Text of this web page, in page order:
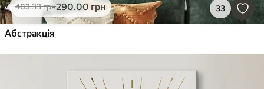
483.33грн290.00 грн 33
Абстракція